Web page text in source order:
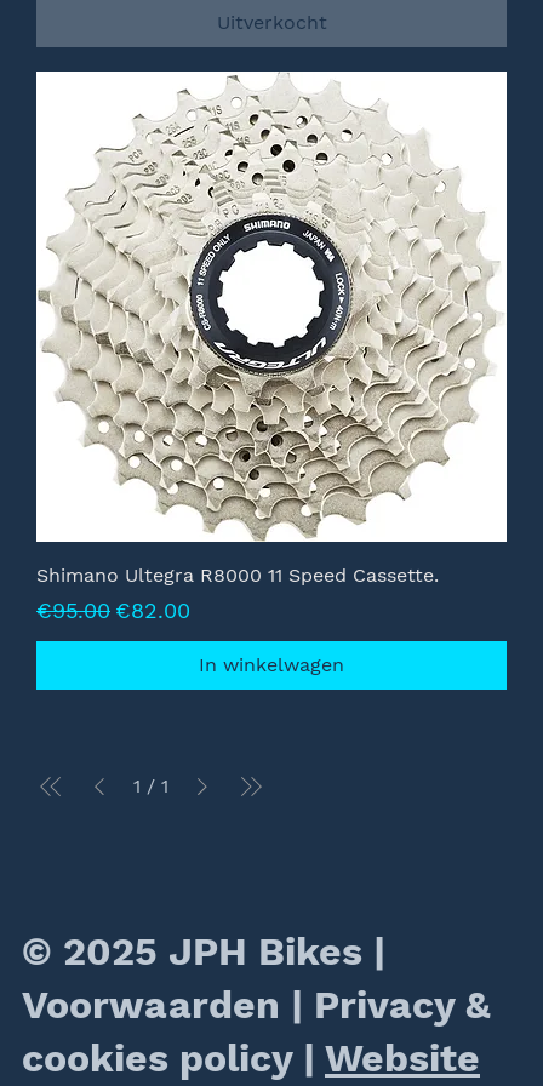
Uitverkocht
Shimano Ultegra R8000 11 Speed Cassette.
Normale prijs
€95.00 Verkoopprijs
€82.00
In winkelwagen
1 / 1
© 2025 JPH Bikes |
Voorwaarden | Privacy &
cookies policy| Website